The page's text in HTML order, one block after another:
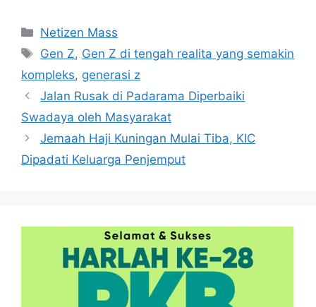
Kategori
Netizen Mass
Tag
Gen Z, Gen Z di tengah realita yang semakin
kompleks, generasi z
Jalan Rusak di Padarama Diperbaiki
Swadaya oleh Masyarakat
Jemaah Haji Kuningan Mulai Tiba, KIC
Dipadati Keluarga Penjemput